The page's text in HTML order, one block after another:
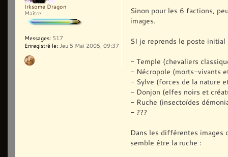
Sinon pour les 6 factions,
images.
SI je reprends le poste initial
- Temple (chevaliers
- Nécropole (morts-vivants
- Sylve (forces de la nature
- Donjon (elfes noirs et
- Ruche (insectoïdes
- ???
Dans les différentes images
semble être la ruche :
Irksome Dragon
Maître
Messages: 517
Enregistré le: Jeu 5 Mai 2005, 09:37